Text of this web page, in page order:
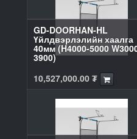
GD-DOORHAN-HL
Үйлдвэрлэлийн хаалга
40мм (H4000-5000
3900)
10,527,000.00₮